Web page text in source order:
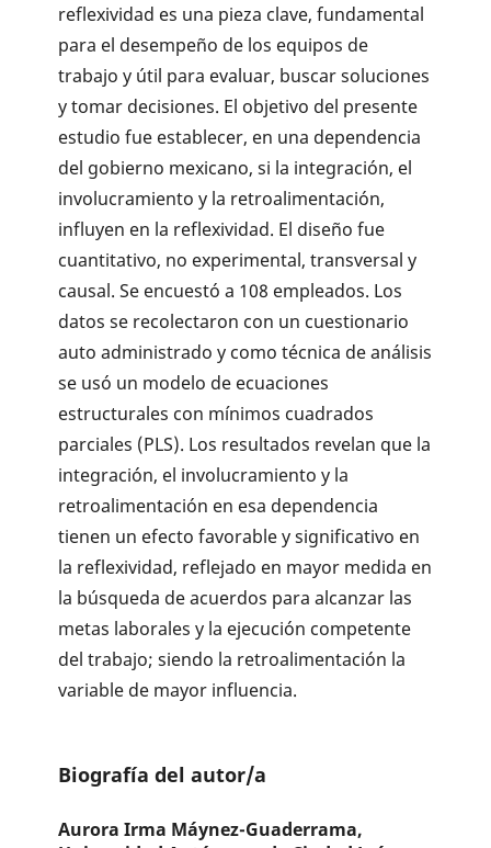
reflexividad es una pieza clave, fundamental
para el desempeño de los equipos de
trabajo y útil para evaluar, buscar soluciones
y tomar decisiones. El objetivo del presente
estudio fue establecer, en una dependencia
del gobierno mexicano, si la integración, el
involucramiento y la retroalimentación,
influyen en la reflexividad. El diseño fue
cuantitativo, no experimental, transversal y
causal. Se encuestó a 108 empleados. Los
datos se recolectaron con un cuestionario
auto administrado y como técnica de análisis
se usó un modelo de ecuaciones
estructurales con mínimos cuadrados
parciales (PLS). Los resultados revelan que la
integración, el involucramiento y la
retroalimentación en esa dependencia
tienen un efecto favorable y significativo en
la reflexividad, reflejado en mayor medida en
la búsqueda de acuerdos para alcanzar las
metas laborales y la ejecución competente
del trabajo; siendo la retroalimentación la
variable de mayor influencia.
Biografía del autor/a
Aurora Irma Máynez-Guaderrama,